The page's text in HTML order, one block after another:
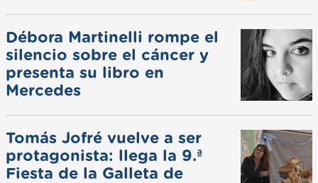
Débora Martinelli rompe el
silencio sobre el cáncer y
presenta su libro en
Mercedes
Tomás Jofré vuelve a ser
protagonista: llega la 9.ª
Fiesta de la Galleta de